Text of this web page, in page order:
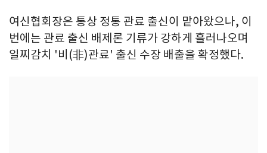
여신협회장은 통상 정통 관료 출신이 맡아왔으나, 이
번에는 관료 출신 배제론 기류가 강하게 흘러나오며
일찌감치 '비(非)관료' 출신 수장 배출을 확정했다.